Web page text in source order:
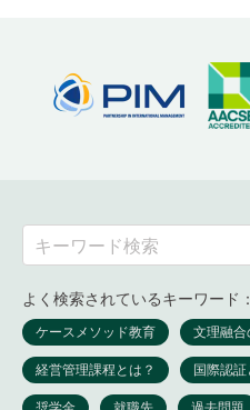
よく検索されているキーワード：